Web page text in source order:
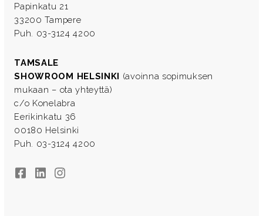
Papinkatu 21
33200 Tampere
Puh. 03-3124 4200
TAMSALE
SHOWROOM HELSINKI (avoinna sopimuksen
mukaan – ota yhteyttä)
c/o Konelabra
Eerikinkatu 36
00180 Helsinki
Puh. 03-3124 4200
FacebookLinkedInInstagram